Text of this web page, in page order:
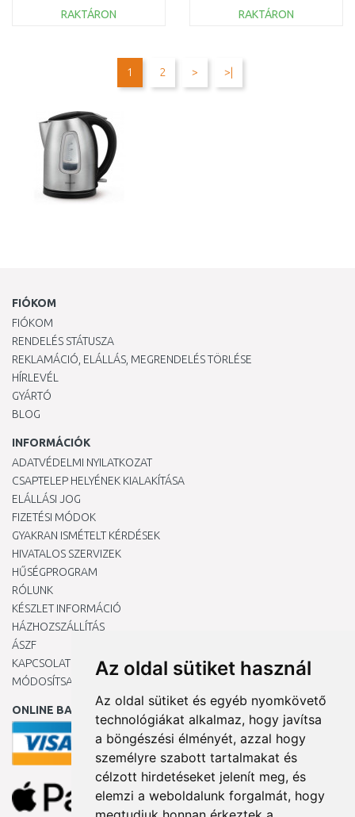
Az oldal sütiket használ
Az oldal sütiket és egyéb nyomkövető
technológiákat alkalmaz, hogy javítsa
a böngészési élményét, azzal hogy
személyre szabott tartalmakat és
célzott hirdetéseket jelenít meg, és
elemzi a weboldalunk forgalmát, hogy
RAKTÁRON
RAKTÁRON
Összehasonlítás
1 2 > >|
FIÓKOM
FIÓKOM
RENDELÉS STÁTUSZA
REKLAMÁCIÓ, ELÁLLÁS, MEGRENDELÉS TÖRLÉSE
HÍRLEVÉL
GYÁRTÓ
BLOG
INFORMÁCIÓK
ADATVÉDELMI NYILATKOZAT
CSAPTELEP HELYÉNEK KIALAKÍTÁSA
ELÁLLÁSI JOG
FIZETÉSI MÓDOK
GYAKRAN ISMÉTELT KÉRDÉSEK
HIVATALOS SZERVIZEK
HŰSÉGPROGRAM
RÓLUNK
KÉSZLET INFORMÁCIÓ
HÁZHOZSZÁLLÍTÁS
ÁSZF
KAPCSOLAT
MÓDOSÍTSA A COOKIE-BEÁLLÍTÁSAIMAT
ONLINE BANKKÁRTYÁVAL